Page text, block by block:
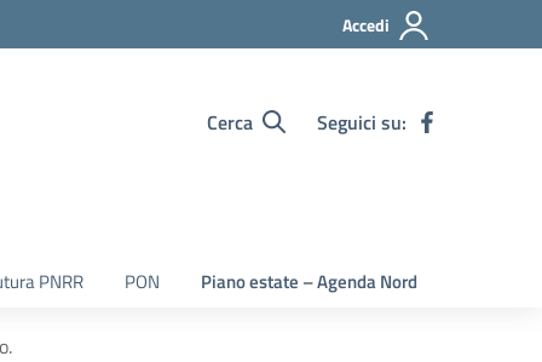
Accedi
Cerca Seguici su:
PNRR PON Piano estate – Agenda Nord